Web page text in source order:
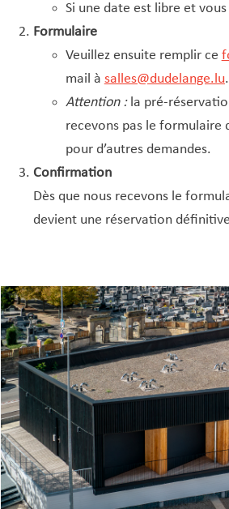
Si une date est libre et
Formulaire
Veuillez ensuite remplir ce
mail à salles@dudelange.lu.
Attention :la pré-
recevons pas le formulaire
pour d’autres demandes.
Confirmation
Dès que nous recevons le
devient une réservation